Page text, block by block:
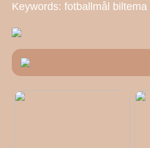
Keywords: fotballmål biltema